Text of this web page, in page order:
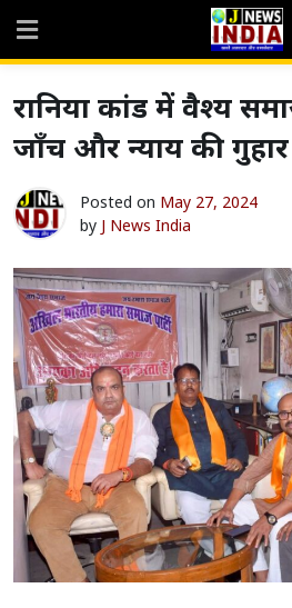
content
रानिया कांड में वैश्य
जाँच और न्याय की गुहार
Posted on May 27, 2024
by J News India